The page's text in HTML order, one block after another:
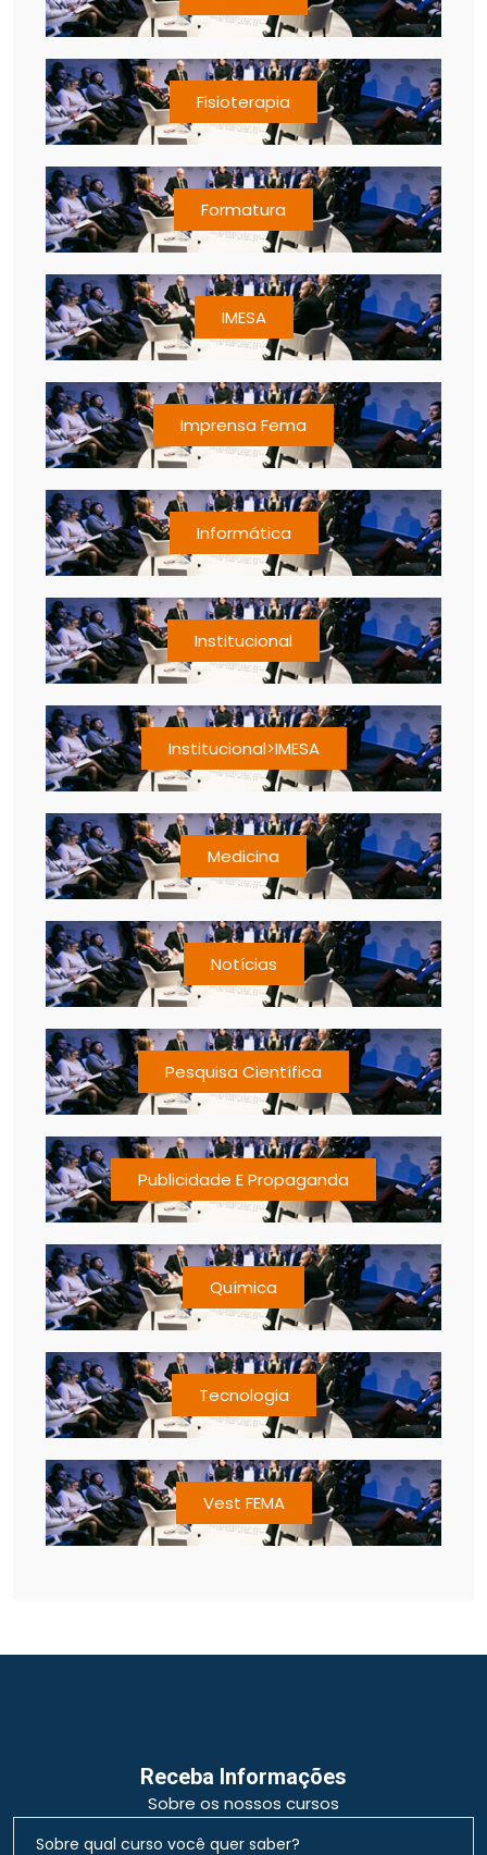
Fisioterapia
Formatura
IMESA
Imprensa Fema
Informática
Institucional
Institucional>IMESA
Medicina
Notícias
Pesquisa Científica
Publicidade E Propaganda
Química
Tecnologia
Vest FEMA
Receba Informações
Sobre os nossos cursos